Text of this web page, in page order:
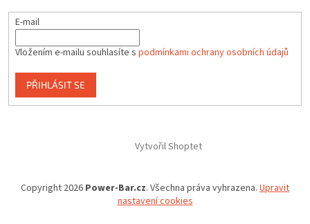
E-mail
Vložením e-mailu souhlasíte s podmínkami ochrany osobních údajů
PŘIHLÁSIT SE
Vytvořil Shoptet
Copyright 2026 Power-Bar.cz. Všechna práva vyhrazena. Upravit
nastavení cookies